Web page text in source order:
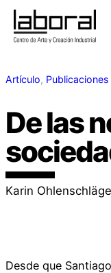
Artículo, Publicaciones
De las
Karin
Desde que